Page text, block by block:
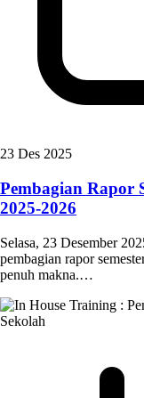
23 Des 2025
Pembagian Rapor
2025-2026
Selasa, 23 Desember
pembagian rapor
penuh makna.…
Sekolah